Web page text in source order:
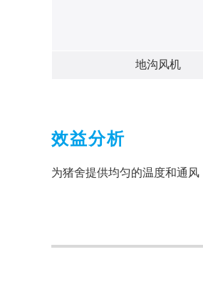
地沟风机
效益分析
为猪舍提供均匀的温度和通